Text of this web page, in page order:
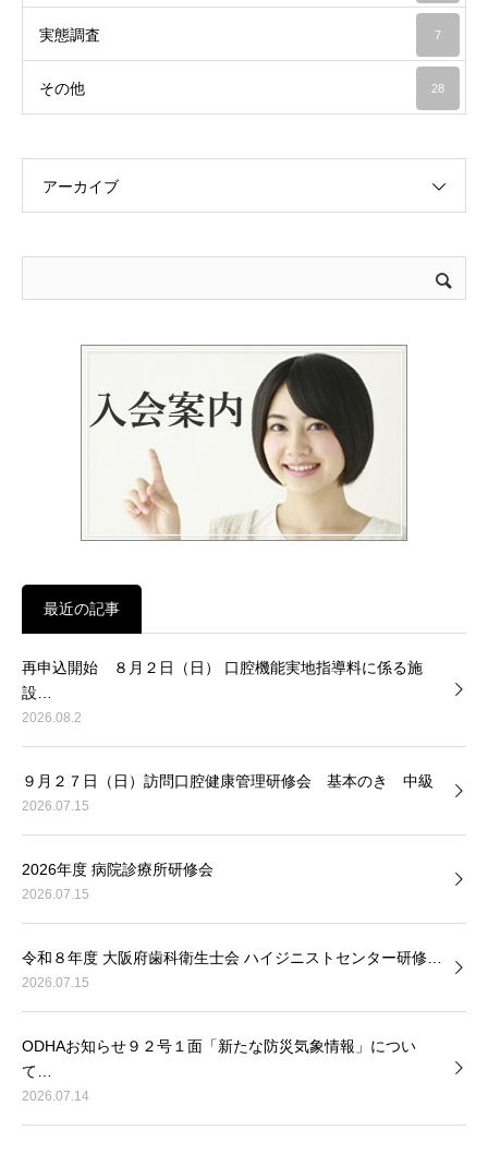
実態調査 7
その他 28
アーカイブ
最近の記事
再申込開始 ８月２日（日） 口腔機能実地指導料に係る施
設…
2026.08.2
９月２７日（日）訪問口腔健康管理研修会 基本のき 中級
2026.07.15
2026年度 病院診療所研修会
2026.07.15
令和８年度 大阪府歯科衛生士会 ハイジニストセンター研修…
2026.07.15
ODHAお知らせ９２号１面「新たな防災気象情報」につい
て…
2026.07.14